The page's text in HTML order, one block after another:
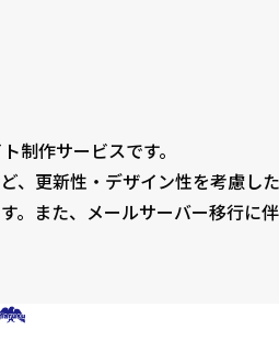
制作サービスです。
、更新性・デザイン性を考慮し
。また、メールサーバー移行に